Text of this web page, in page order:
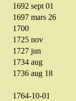
1692 sept01
1697 mars 26
1700
1725 nov
1727 jun
1734 aug
1736 aug 18
1764-10-01